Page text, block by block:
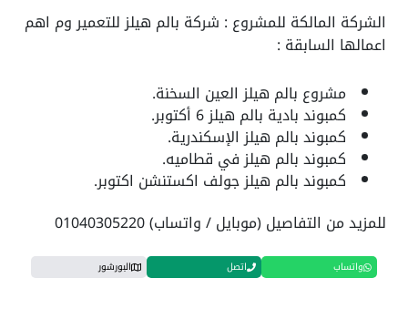
الشركة المالكة للمشروع : شركة بالم هيلز للتعمير وم اهم
اعمالها السابقة :
مشروع بالم هيلز العين السخنة.
كمبوند بادية بالم هيلز 6 أكتوبر.
كمبوند بالم هيلز الإسكندرية.
كمبوند بالم هيلز في قطاميه.
كمبوند بالم هيلز جولف اكستنشن اكتوبر.
للمزيد من التفاصيل (موبايل / واتساب) 01040305220
واتساب اتصل البورشور